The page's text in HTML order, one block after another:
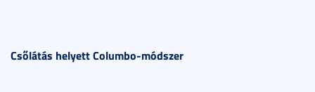
Csőlátás helyett Columbo-módszer